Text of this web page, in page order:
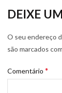
DEIXE
O seu endereço
são marcados com
Comentário *